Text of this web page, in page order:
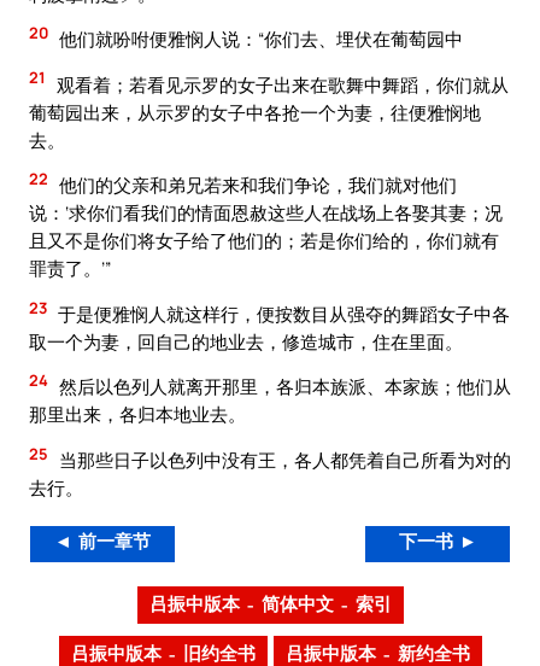
20 他们就吩咐便雅悯人说：“你们去、埋伏在葡萄园中
21
观看着；若看见示罗的女子出来在歌舞中舞蹈，你们就从
葡萄园出来，从示罗的女子中各抢一个为妻，往便雅悯地
去。
22 他们的父亲和弟兄若来和我们争论，我们就对他们
说：‘求你们看我们的情面恩赦这些人在战场上各娶其妻；况
且又不是你们将女子给了他们的；若是你们给的，你们就有
罪责了。’”
23 于是便雅悯人就这样行，便按数目从强夺的舞蹈女子中各
取一个为妻，回自己的地业去，修造城市，住在里面。
24 然后以色列人就离开那里，各归本族派、本家族；他们从
那里出来，各归本地业去。
25
当那些日子以色列中没有王，各人都凭着自己所看为对的
去行。
◄ 前一章节 下一书 ►
吕振中版本 – 简体中文 – 索引
吕振中版本 – 旧约全书 吕振中版本 – 新约全书